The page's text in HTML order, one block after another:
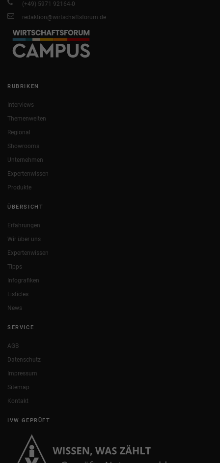
(+49) 5971 92164-0
redaktion@wirtschaftsforum.de
RUBRIKEN
Interviews
Themenwelten
Regional
Showrooms
Unternehmen
Expertenwissen
Produkte
ÜBERSICHT
Erfahrungen
Wir über uns
Expertenwissen
Tipps
Infografiken
Listicles
News
SERVICE
AGB
Datenschutz
Impressum
Sitemap
Kontakt
IVW GEPRÜFT